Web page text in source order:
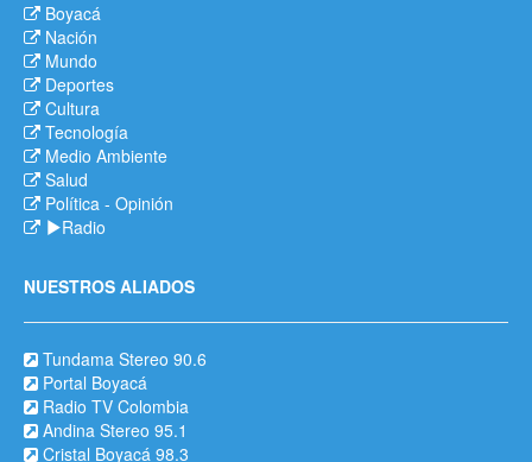
Boyacá
Nación
Mundo
Deportes
Cultura
Tecnología
Medio Ambiente
Salud
Política - Opinión
Radio
NUESTROS ALIADOS
Tundama Stereo 90.6
Portal Boyacá
Radio TV Colombia
Andina Stereo 95.1
Cristal Boyacá 98.3